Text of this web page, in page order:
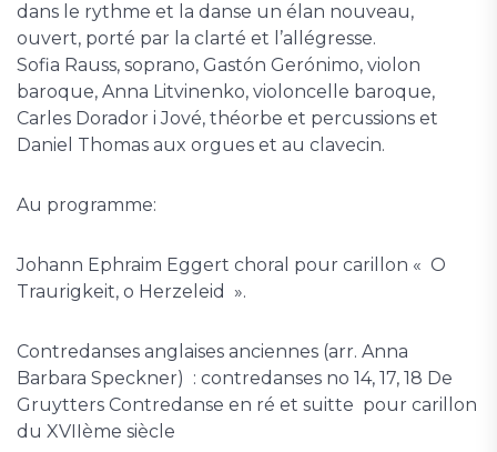
dans le rythme et la danse un élan nouveau,
ouvert, porté par la clarté et l’allégresse.
Sofia Rauss, soprano, Gastón Gerónimo, violon
baroque, Anna Litvinenko, violoncelle baroque,
Carles Dorador i Jové, théorbe et percussions et
Daniel Thomas aux orgues et au clavecin.
Au programme:
Johann Ephraim Eggert choral pour carillon « O
Traurigkeit, o Herzeleid ».
Contredanses anglaises anciennes (arr. Anna
Barbara Speckner) : contredanses no 14, 17, 18 De
Gruytters Contredanse en ré et suitte pour carillon
du XVIIème siècle